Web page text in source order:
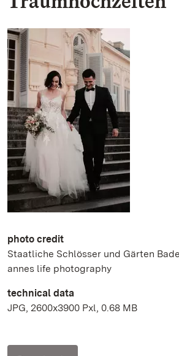
photo credit
Staatliche Schlösser und Gärten
annes life photography
technical data
JPG, 2600x3900 Pxl, 0.68 MB